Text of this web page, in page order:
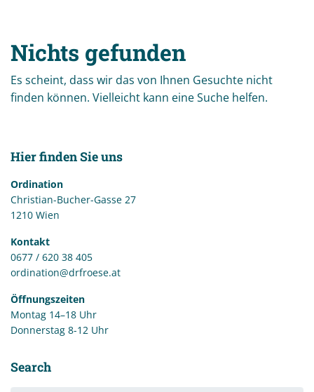
Nichts gefunden
Es scheint, dass wir das von Ihnen Gesuchte nicht
finden können. Vielleicht kann eine Suche helfen.
Hier finden Sie uns
Ordination
Christian-Bucher-Gasse 27
1210 Wien
Kontakt
0677 / 620 38 405
ordination@drfroese.at
Öffnungszeiten
Montag 14–18 Uhr
Donnerstag 8-12 Uhr
Search